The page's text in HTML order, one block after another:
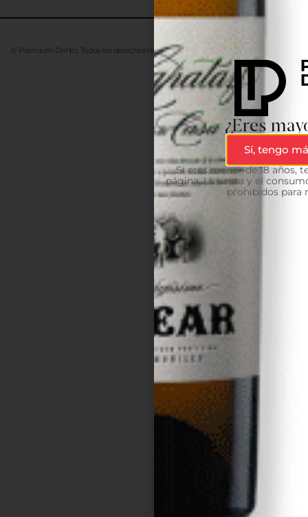
© Premium Drinks. Todos los derechos reservados. DesarrolladoAdvanze
¿Eres
Sí, tengo
Si eres menor de 18 años,
página. La venta y el
prohibidos para